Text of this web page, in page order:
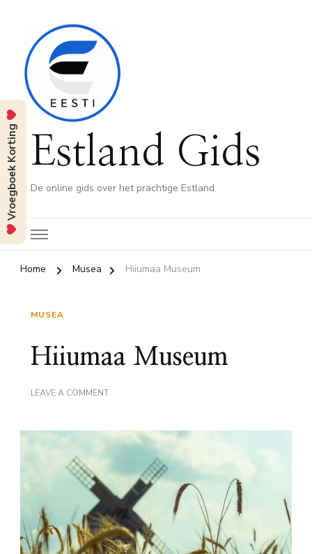
Estland Gids
De online gids over het prachtige Estland
Home Musea Hiiumaa Museum
MUSEA
Hiiumaa Museum
LEAVE A COMMENTON
Vroegboek Korting